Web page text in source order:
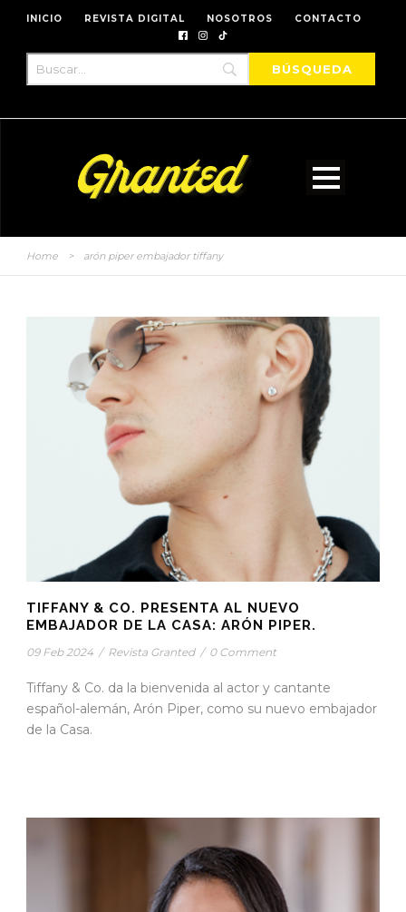
INICIO REVISTA DIGITAL NOSOTROS CONTACTO
Home > arón piper embajador tiffany
TIFFANY & CO. PRESENTA AL NUEVO
EMBAJADOR DE LA CASA: ARÓN PIPER.
09 Feb 2024 / Revista Granted / 0 Comment
Tiffany & Co. da la bienvenida al actor y cantante
español-alemán, Arón Piper, como su nuevo embajador
de la Casa.